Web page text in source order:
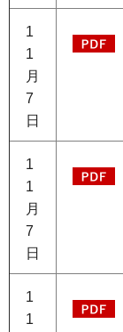
1
1
月
7
日
1
1
月
7
日
1
1